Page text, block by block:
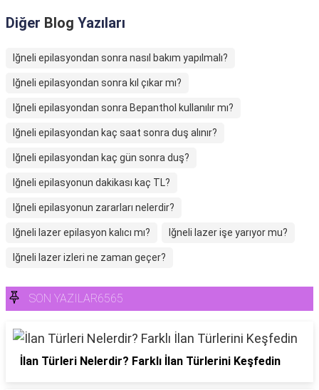
Diğer Blog Yazıları
Iğneli epilasyondan sonra nasıl bakım yapılmalı?
Iğneli epilasyondan sonra kıl çıkar mı?
Iğneli epilasyondan sonra Bepanthol kullanılır mı?
Iğneli epilasyondan kaç saat sonra duş alınır?
Iğneli epilasyondan kaç gün sonra duş?
Iğneli epilasyonun dakikası kaç TL?
Iğneli epilasyonun zararları nelerdir?
Iğneli lazer epilasyon kalıcı mı? Iğneli lazer işe yarıyor mu?
Iğneli lazer izleri ne zaman geçer?
SON YAZILAR6565
İlan Türleri Nelerdir? Farklı İlan Türlerini Keşfedin